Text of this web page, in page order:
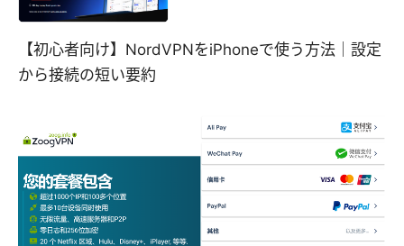
【初心者向け】NordVPNをiPhoneで使う方法｜設定
から接続の短い要約